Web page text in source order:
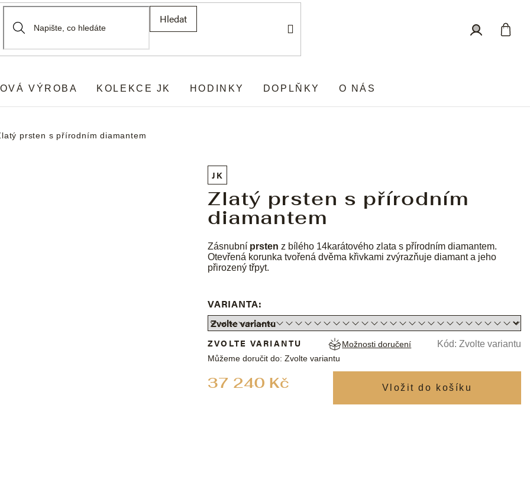
Hledat
VÝROBA KOLEKCE JK HODINKY DOPLŇKY O NÁS
prsten s přírodním diamantem
JK
Zlatý prsten s přírodním
diamantem
Zásnubní prsten z bílého 14karátového zlata s přírodním diamantem.
Otevřená korunka tvořená dvěma křivkami zvýrazňuje diamant a jeho
přirozený třpyt.
VARIANTA:
37 240 Kč
ZVOLTE VARIANTU
Můžeme doručit do: Zvolte variantu
Možnosti doručení Kód: Zvolte variantu